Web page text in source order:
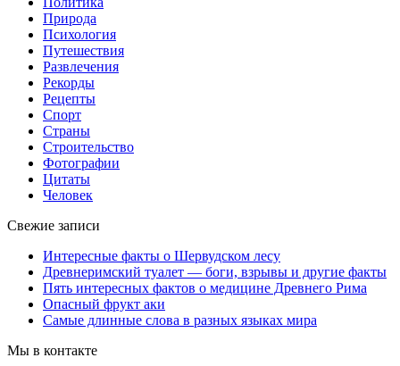
Природа
Психология
Путешествия
Развлечения
Рекорды
Рецепты
Спорт
Страны
Строительство
Фотографии
Цитаты
Человек
Свежие записи
Интересные факты о Шервудском лесу
Древнеримский туалет — боги, взрывы и другие факты
Пять интересных фактов о медицине Древнего Рима
Опасный фрукт аки
Самые длинные слова в разных языках мира
Мы в контакте